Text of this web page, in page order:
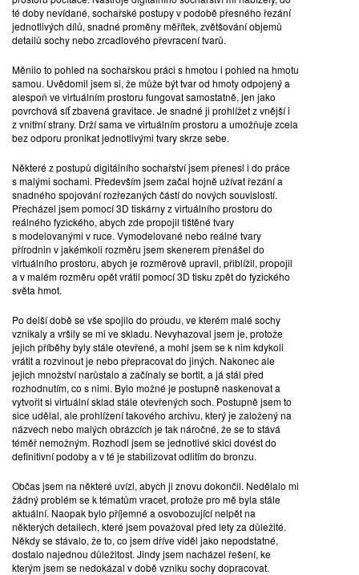
té doby nevídané, sochařské postupy v podobě přesného řezání
jednotlivých dílů, snadné proměny měřítek, zvětšování objemů
detailů sochy nebo zrcadlového převracení tvarů.
Měnilo to pohled na sochařskou práci s hmotou i pohled na hmotu
samou. Uvědomil jsem si, že může být tvar od hmoty odpojený a
alespoň ve virtuálním prostoru fungovat samostatně, jen jako
povrchová síť zbavená gravitace. Je snadné ji prohlížet z vnější i
z vnitřní strany. Drží sama ve virtuálním prostoru a umožňuje zcela
bez odporu pronikat jednotlivými tvary skrze sebe.
Některé z postupů digitálního sochařství jsem přenesl i do práce
s malými sochami. Především jsem začal hojně užívat řezání a
snadného spojování rozřezaných částí do nových souvislostí.
Přecházel jsem pomocí 3D tiskárny z virtuálního prostoru do
reálného fyzického, abych zde propojil tištěné tvary
s modelovanými v ruce. Vymodelované nebo reálné tvary
přírodnin v jakémkoli rozměru jsem skenerem přenášel do
virtuálního prostoru, abych je rozměrově upravil, přiblížil, propojil
a v malém rozměru opět vrátil pomocí 3D tisku zpět do fyzického
světa hmot.
Po delší době se vše spojilo do proudu, ve kterém malé sochy
vznikaly a vršily se mi ve skladu. Nevyhazoval jsem je, protože
jejich příběhy byly stále otevřené, a mohl jsem se k nim kdykoli
vrátit a rozvinout je nebo přepracovat do jiných. Nakonec ale
jejich množství narůstalo a začínaly se bortit, a já stál před
rozhodnutím, co s nimi. Bylo možné je postupně naskenovat a
vytvořit si virtuální sklad stále otevřených soch. Postupně jsem to
sice udělal, ale prohlížení takového archivu, který je založený na
názvech nebo malých obrázcích je tak náročné, že se to stává
téměř nemožným. Rozhodl jsem se jednotlivé skici dovést do
definitivní podoby a v té je stabilizovat odlitím do bronzu.
Občas jsem na některé uvízl, abych ji znovu dokončil. Nedělalo mi
žádný problém se k tématům vracet, protože pro mě byla stále
aktuální. Naopak bylo příjemné a osvobozující nelpět na
některých detailech, které jsem považoval před lety za důležité.
Někdy se stávalo, že to, co jsem dříve viděl jako nepodstatné,
dostalo najednou důležitost. Jindy jsem nacházel řešení, ke
kterým jsem se nedokázal v době vzniku sochy dopracovat.